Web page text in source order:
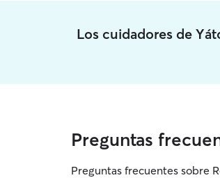
Los cuidadores de
Preguntas
Preguntas frecuentes sobre